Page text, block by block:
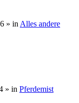
» in Alles andere
» in Pferdemist